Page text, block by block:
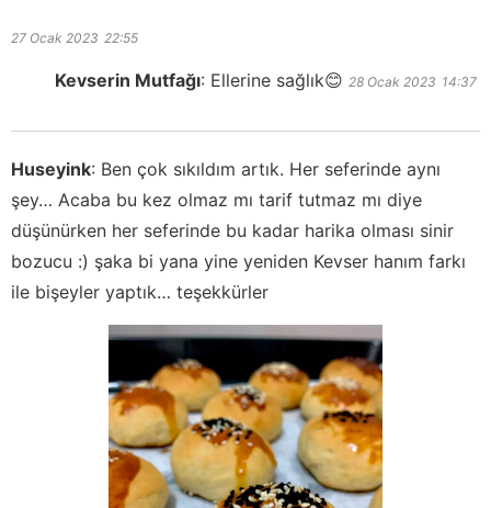
27 Ocak 2023 22:55
Kevserin Mutfağı: Ellerine sağlık😊 28 Ocak 2023 14:37
Huseyink: Ben çok sıkıldım artık. Her seferinde aynı
şey… Acaba bu kez olmaz mı tarif tutmaz mı diye
düşünürken her seferinde bu kadar harika olması sinir
bozucu :) şaka bi yana yine yeniden Kevser hanım farkı
ile bişeyler yaptık… teşekkürler